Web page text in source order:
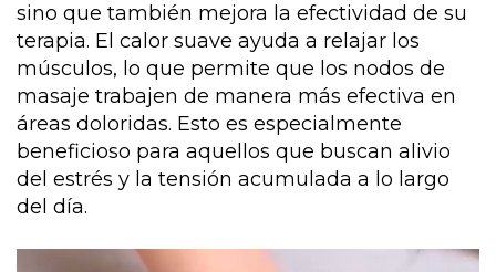
sino que también mejora la efectividad de su
terapia. El calor suave ayuda a relajar los
músculos, lo que permite que los nodos de
masaje trabajen de manera más efectiva en
áreas doloridas. Esto es especialmente
beneficioso para aquellos que buscan alivio
del estrés y la tensión acumulada a lo largo
del día.